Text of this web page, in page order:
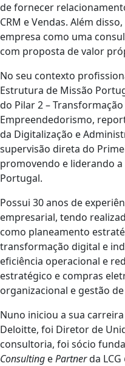
de fornecer
CRM e Vendas. Além
empresa como uma
com proposta de valor
No seu contexto
Estrutura de Missão
do Pilar 2 –
Empreendedorismo,
da Digitalização e
supervisão direta do
promovendo e liderando
Portugal.
Possui 30 anos de
empresarial, tendo
como planeamento
transformação digital e
eficiência operacional e
estratégico e compras
organizacional e gestão
Nuno iniciou a sua
Deloitte, foi Diretor de
consultoria, foi sócio
Consulting ePartnerda LCG